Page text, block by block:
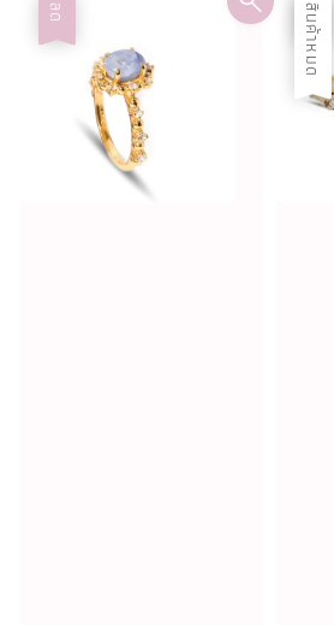
ลด ลด
สินค้าหมด